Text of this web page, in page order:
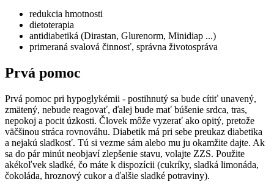
redukcia hmotnosti
dietoterapia
antidiabetiká (Dirastan, Glurenorm, Minidiap ...)
primeraná svalová činnosť, správna životospráva
Prvá pomoc
Prvá pomoc pri hypoglykémii - postihnutý sa bude cítiť unavený,
zmätený, nebude reagovať, ďalej bude mať búšenie srdca, tras,
nepokoj a pocit úzkosti. Človek môže vyzerať ako opitý, pretože
väčšinou stráca rovnováhu. Diabetik má pri sebe preukaz diabetika
a nejakú sladkosť. Tú si vezme sám alebo mu ju okamžite dajte. Ak
sa do pár minút neobjaví zlepšenie stavu, volajte ZZS. Použite
akékoľvek sladké, čo máte k dispozícii (cukríky, sladká limonáda,
čokoláda, hroznový cukor a ďalšie sladké potraviny).